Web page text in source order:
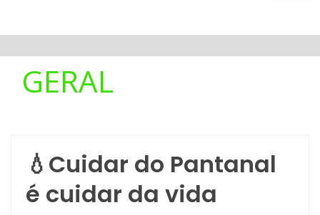
GERAL
💧Cuidar do Pantanal
é cuidar da vida